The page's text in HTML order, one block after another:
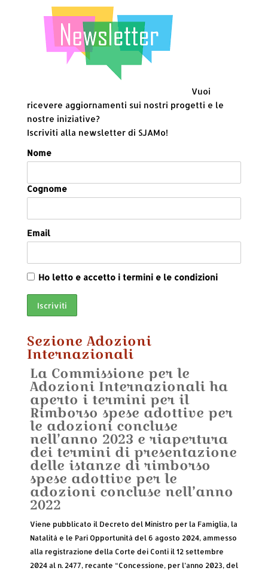
Vuoi
ricevere aggiornamenti sui nostri progetti e le
nostre iniziative?
Iscriviti alla newsletter di SJAMo!
Nome
Cognome
Email
Ho letto e accetto i termini e le condizioni
Sezione Adozioni
Internazionali
La Commissione per le
Adozioni Internazionali ha
aperto i termini per il
Rimborso spese adottive per
le adozioni concluse
nell’anno 2023 e riapertura
dei termini di presentazione
delle istanze di rimborso
spese adottive per le
adozioni concluse nell’anno
2022
Viene pubblicato il Decreto del Ministro per la Famiglia, la
Natalità e le Pari Opportunità del 6 agosto 2024, ammesso
alla registrazione della Corte dei Conti il 12 settembre
2024 al n. 2477, recante “Concessione, per l’anno 2023, del
Un bambino di 8 anni cerca
famiglia!
Sabato 20 Aprile 2024 alle
ore 16.00 incontro a tema
gratuito: “Paesi
dell’Adozione: BULGARIA –
COLOMBIA – INDIA – POLONIA,
approfondimenti ed
interventi dei referenti
esteri”.
INCONTRO A TEMA GRATUITO:
“Genitori NON per caso:
l’importanza di stabilire un
dialogo nelle relazioni
dell’adozione”.
Incontro a tema gratuito: “I
Paesi dell’Adozione: Asia,
America Latina, Europa
dell’Est, differenze e
specificità”. – 14 novembre
2020
Incontro a tema gratuito: “Il
processo di attaccamento e
la costruzione del legame
tra genitori e il bambino
adottato nelle varie fasi di
età” – 24 ottobre 2020
Adozione 3.0 – Comunicato
Stampa
Cercasi mamma e papà
SERVIZIO ADOZIONI
INTERNAZIONALI – Incontri a
Tema 2017
LE PRIME INFORMAZIONI per
le coppie sull’adozione
internazionale.